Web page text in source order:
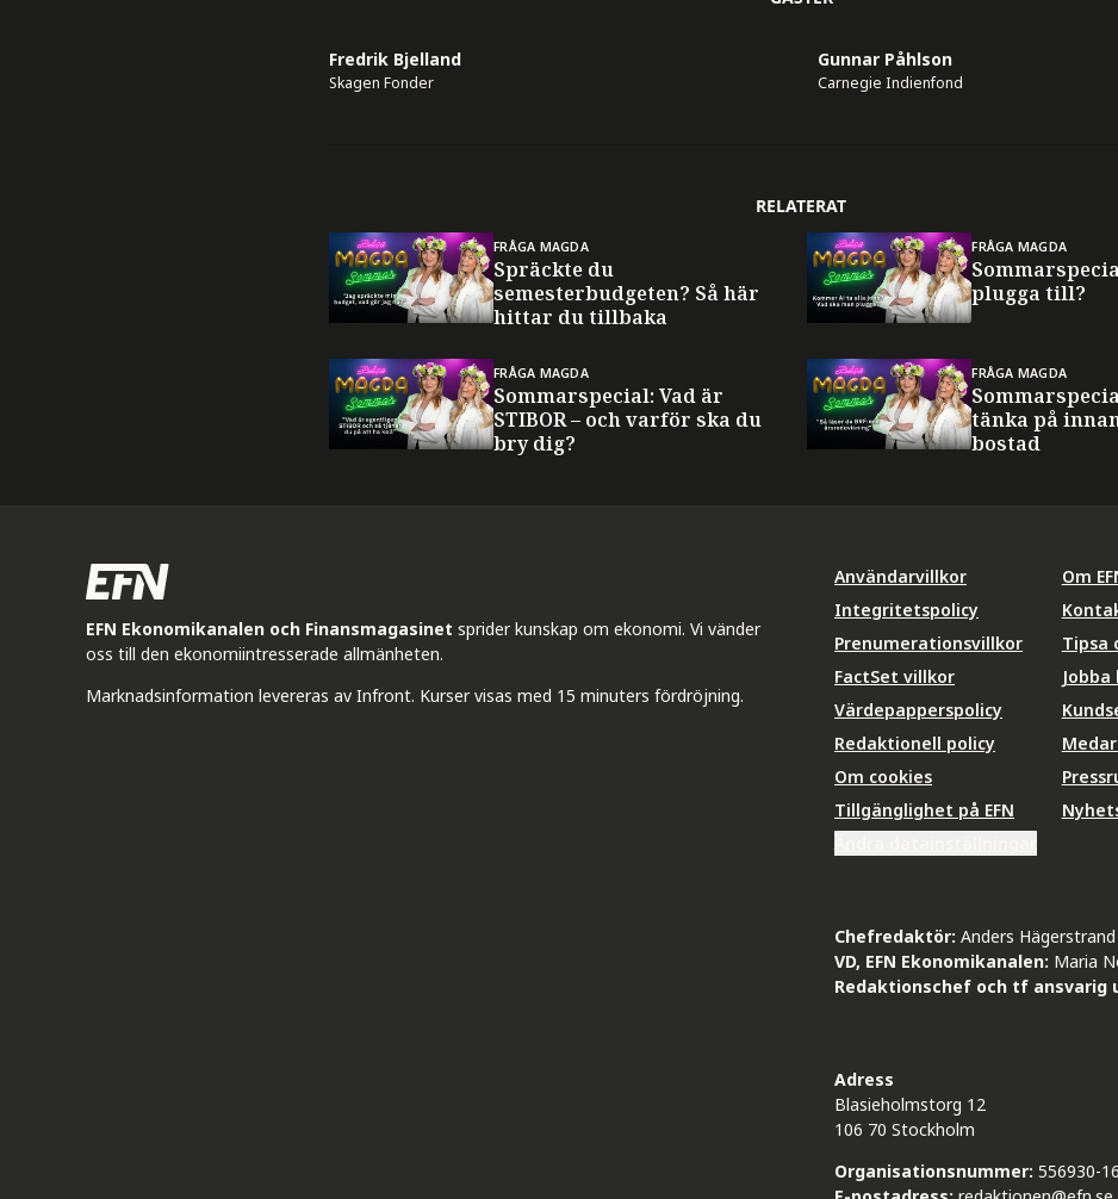
Fredrik Bjelland
Skagen Fonder
Gunnar Påhlson
Carnegie Indienfond
RELATERAT
FRÅGA MAGDA
Spräckte du
semesterbudgeten? Så här
hittar du tillbaka
FRÅGA MAGDA
plugga till?
FRÅGA MAGDA
Sommarspecial: Vad är
STIBOR – och varför ska du
bry dig?
FRÅGA MAGDA
tänka på
bostad
EFN Ekonomikanalen och Finansmagasinet sprider kunskap om ekonomi. Vi vänder
oss till den ekonomiintresserade allmänheten.
Marknadsinformation levereras av Infront. Kurser visas med 15 minuters fördröjning.
Användarvillkor
Integritetspolicy
Prenumerationsvillkor
FactSet villkor
Värdepapperspolicy
Redaktionell policy
Om cookies
Tillgänglighet på EFN
Om
Tipsa
Jobba
Chefredaktör: Anders Hägerstrand
VD, EFN Ekonomikanalen: Maria
Redaktionschef och tf ansvarig
Adress
Blasieholmstorg 12
106 70 Stockholm
Organisationsnummer: 556930-